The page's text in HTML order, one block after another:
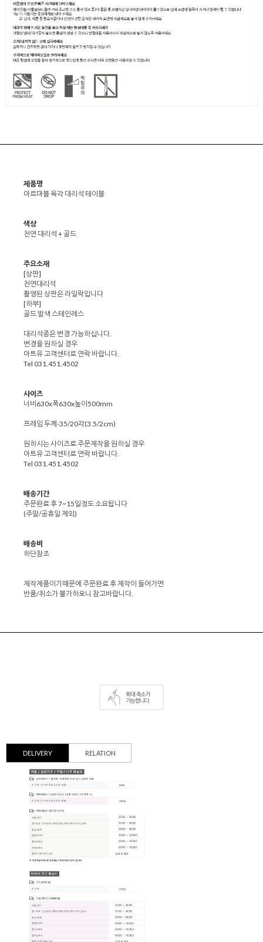
제품명
아르마블 육각 대리석 테이블
색상
천연 대리석 + 골드
주요소재
[상판]
천연대리석
촬영된 상판은 라일락입니다
[하부]
골드 발색 스테인레스
대리석종은 변경 가능하십니다.
변경을 원하실 경우
아트유 고객센터로 연락 바랍니다.
Tel 031.451.4502
사이즈
너비630x폭630x높이500mm
프레임 두께-35/20각(3.5/2cm)
원하시는 사이즈로 주문제작을 원하실 경우
아트유 고객센터로 연락 바랍니다.
Tel 031.451.4502
배송기간
주문완료 후 7~15일정도 소요됩니다
(주말/공휴일 제외)
배송비
하단참조
제작제품이기때문에 주문완료 후 제작이 들어가면
반품/취소가 불가하오니 참고바랍니다.
DELIVERY RELATION